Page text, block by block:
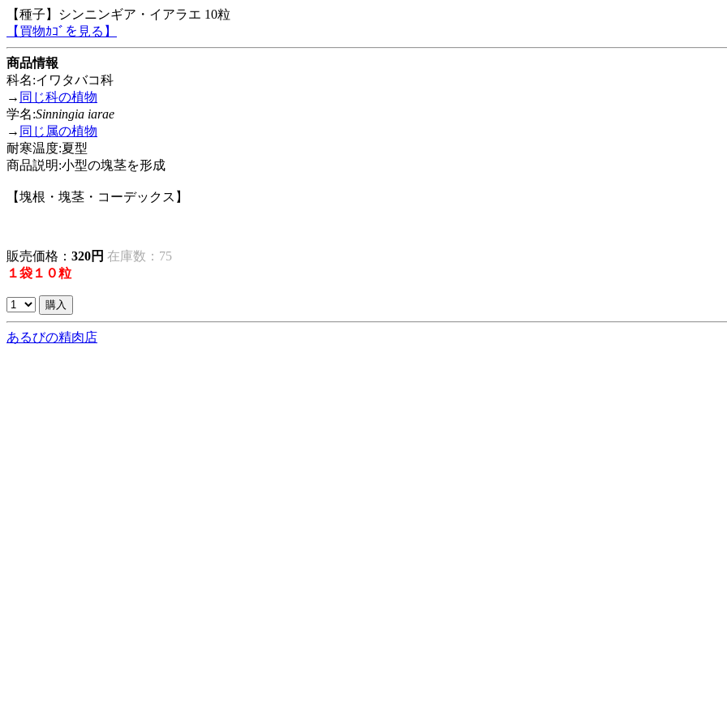
【種子】シンニンギア・イアラエ 10粒
【買物ｶｺﾞを見る】
商品情報
科名:イワタバコ科
→ 同じ科の植物
学名:Sinningia iarae
→ 同じ属の植物
耐寒温度:夏型
商品説明:小型の塊茎を形成
【塊根・塊茎・コーデックス】
販売価格： 320円 在庫数：75
１袋１０粒
あるびの精肉店